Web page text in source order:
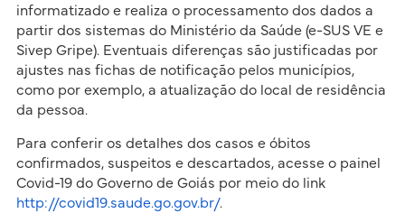
informatizado e realiza o processamento dos dados a
partir dos sistemas do Ministério da Saúde (e-SUS VE e
Sivep Gripe). Eventuais diferenças são justificadas por
ajustes nas fichas de notificação pelos municípios,
como por exemplo, a atualização do local de residência
da pessoa.
Para conferir os detalhes dos casos e óbitos
confirmados, suspeitos e descartados, acesse o painel
Covid-19 do Governo de Goiás por meio do link
http://covid19.saude.go.gov.br/.